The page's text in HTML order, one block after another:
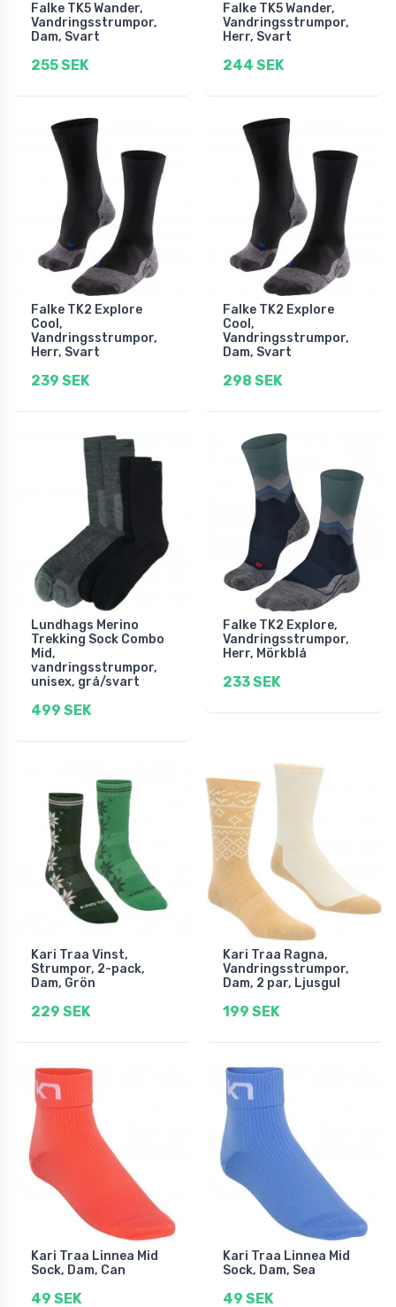
Falke TK5 Wander,
Vandringsstrumpor,
Dam, Svart
255 SEK
Falke TK5 Wander,
Vandringsstrumpor,
Herr, Svart
244 SEK
Falke TK2 Explore
Cool,
Vandringsstrumpor,
Herr, Svart
239 SEK
Falke TK2 Explore
Cool,
Vandringsstrumpor,
Dam, Svart
298 SEK
Lundhags Merino
Trekking Sock Combo
Mid,
vandringsstrumpor,
unisex, grå/svart
499 SEK
Falke TK2 Explore,
Vandringsstrumpor,
Herr, Mörkblå
233 SEK
Kari Traa Vinst,
Strumpor, 2-pack,
Dam, Grön
229 SEK
Kari Traa Ragna,
Vandringsstrumpor,
Dam, 2 par, Ljusgul
199 SEK
Kari Traa Linnea Mid
Sock, Dam, Can
49 SEK
Kari Traa Linnea Mid
Sock, Dam, Sea
49 SEK